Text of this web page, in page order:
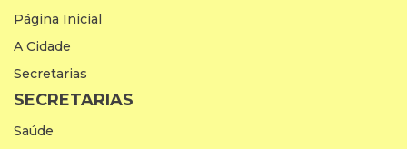
Página Inicial
A Cidade
Secretarias
SECRETARIAS
Saúde